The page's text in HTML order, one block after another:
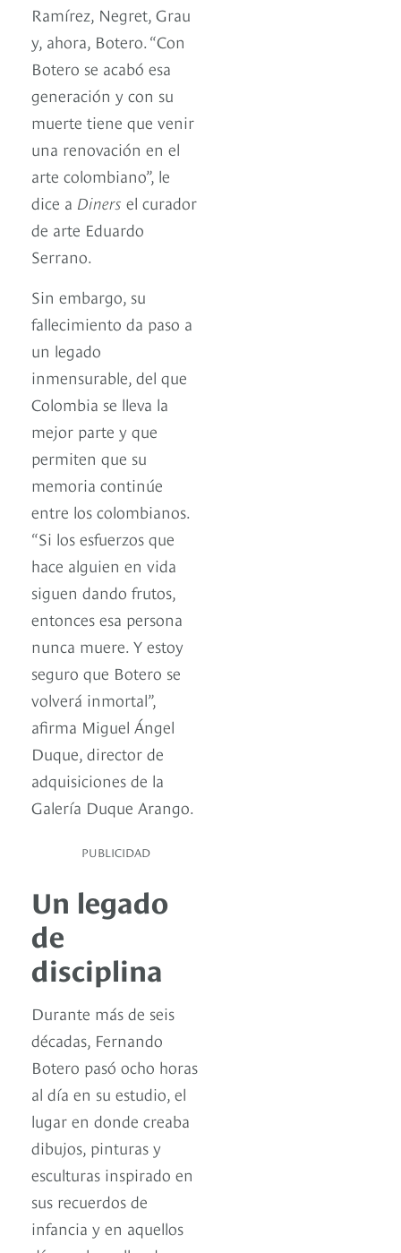
Ramírez, Negret, Grau
y, ahora, Botero. “Con
Botero se acabó esa
generación y con su
muerte tiene que venir
una renovación en el
arte colombiano”, le
dice a Diners el curador
de arte Eduardo
Serrano.
Sin embargo, su
fallecimiento da paso a
un legado
inmensurable, del que
Colombia se lleva la
mejor parte y que
permiten que su
memoria continúe
entre los colombianos.
“Si los esfuerzos que
hace alguien en vida
siguen dando frutos,
entonces esa persona
nunca muere. Y estoy
seguro que Botero se
volverá inmortal”,
afirma Miguel Ángel
Duque, director de
adquisiciones de la
Galería Duque Arango.
PUBLICIDAD
Un legado
de
disciplina
Durante más de seis
décadas, Fernando
Botero pasó ocho horas
al día en su estudio, el
lugar en donde creaba
dibujos, pinturas y
esculturas inspirado en
sus recuerdos de
infancia y en aquellos